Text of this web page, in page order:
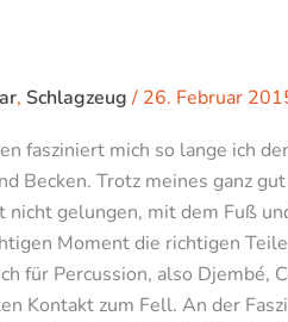
, Schlagzeug / 26. Februar
fasziniert mich so lange ich
Becken. Trotz meines ganz
gelungen, mit dem Fuß
Moment die richtigen
für Percussion, also Djembé,
Kontakt zum Fell. An der